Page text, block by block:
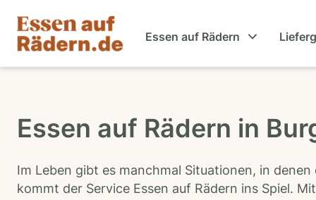
Essen auf Rädern
Essen auf Rädern in
Im Leben gibt es manchmal Situationen, in
kommt der Service Essen auf Rädern ins Spiel.